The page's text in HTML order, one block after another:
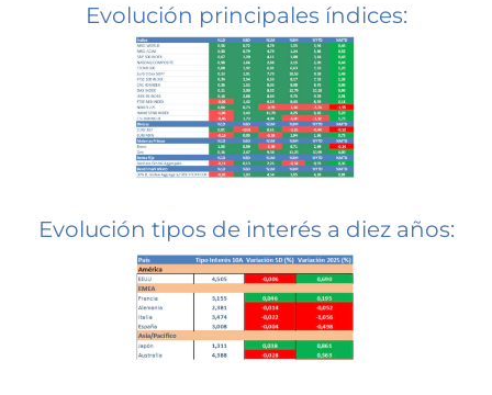
Evolución principales índices:
Evolución tipos de interés a diez años: